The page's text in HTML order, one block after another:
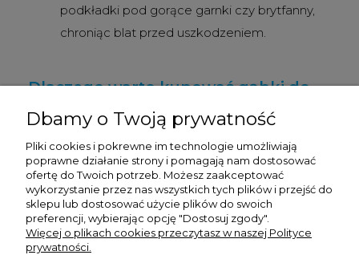
podkładki pod gorące garnki czy brytfanny,
chroniąc blat przed uszkodzeniem.
Dlaczego warto kupować gąbki do
zmywania w Ulex.com.pl
W Ulex.com.pl znajdzieszgąbki do zmywania
dopasowane do każdego zastosowania – od
standardowych modeli z warstwą ścierającą, przez
delikatne gąbki mikrofibrowe, aż po ekologiczne
gąbki celulozowe i antybakteryjne. Nasza oferta
Dbamy o Twoją prywatność
Pliki cookies i pokrewne im technologie umożliwiają
poprawne działanie strony i pomagają nam dostosować
ofertę do Twoich potrzeb. Możesz zaakceptować
wykorzystanie przez nas wszystkich tych plików i przejść do
sklepu lub dostosować użycie plików do swoich
preferencji, wybierając opcję "Dostosuj zgody".
Więcej o plikach cookies przeczytasz w naszej Polityce
prywatności.